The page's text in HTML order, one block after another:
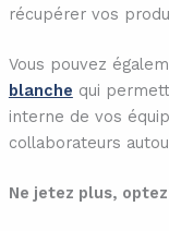
récupérer vos
Vous pouvez
blanche qui
interne de vos
collaborateurs
Ne jetez plus,